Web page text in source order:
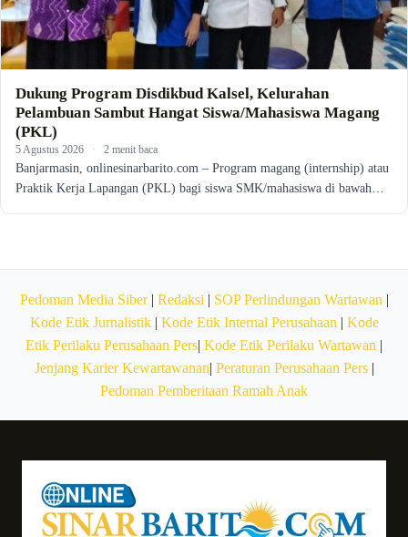
Dukung Program Disdikbud Kalsel, Kelurahan
Pelambuan Sambut Hangat Siswa/Mahasiswa Magang
(PKL)
5 Agustus 2026 · 2 menit baca
Banjarmasin, onlinesinarbarito.com – Program magang (internship) atau
Praktik Kerja Lapangan (PKL) bagi siswa SMK/mahasiswa di bawah…
Pedoman Media Siber| Redaksi| SOP Perlindungan Wartawan|
Kode Etik Jurnalistik| Kode Etik Internal Perusahaan| Kode
Etik Perilaku Perusahaan Pers| Kode Etik Perilaku Wartawan |
Jenjang Karier Kewartawanan| Peraturan Perusahaan Pers|
Pedoman Pemberitaan Ramah Anak